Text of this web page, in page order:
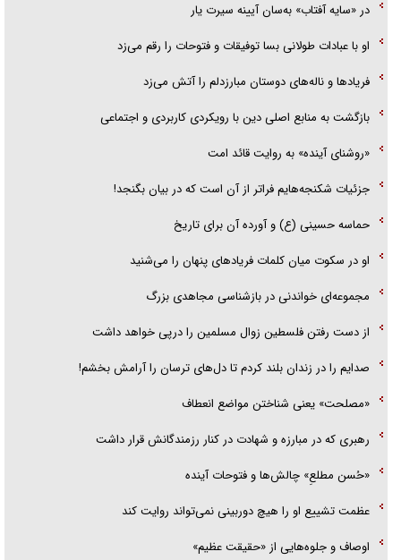
در «سایه آفتاب» به‌سان آیینه سیرت یار
او با عبادات طولانی بسا توفیقات و فتوحات را رقم می‌زد
فریاد‌ها و ناله‌های دوستان مبارزدلم را آتش می‌زد
بازگشت به منابع اصلی دین با رویکردی کاربردی و اجتماعی
«روشنای آینده» به روایت قائد امت
جزئیات شکنجه‌هایم فراتر از آن است که در بیان بگنجد!
حماسه حسینی (ع) و آورده آن برای تاریخ
او در سکوت میان کلمات فریاد‌های پنهان را می‌شنید
مجموعه‌ای خواندنی در بازشناسی مجاهدی بزرگ
از دست رفتن فلسطین زوال مسلمین را درپی خواهد داشت
صدایم را در زندان بلند کردم تا دل‌های ترسان را آرامش بخشم!
«مصلحت» یعنی شناختن مواضع انعطاف
رهبری که در مبارزه و شهادت در کنار رزمندگانش قرار داشت
«حُسن مطلعِ» چالش‌ها و فتوحات آینده
عظمت تشییع او را هیچ دوربینی نمی‌تواند روایت کند
اوصاف و جلوه‌هایی از «حقیقت عظیم»